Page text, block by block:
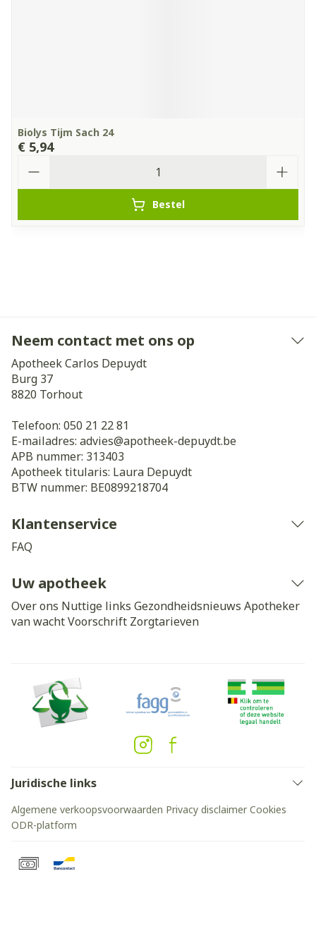
Biolys Tijm Sach 24
€ 5,94
Bestel
Neem contact met ons op
Apotheek Carlos Depuydt
Burg 37
8820 Torhout
Telefoon: 050 21 22 81
E-mailadres: advies@apotheek-depuydt.be
APB nummer: 313403
Apotheek titularis: Laura Depuydt
BTW nummer: BE0899218704
Klantenservice
FAQ
Uw apotheek
Over ons Nuttige links Gezondheidsnieuws Apotheker
van wachtVoorschrift Zorgtarieven
Juridische links
Algemene verkoopsvoorwaarden Privacy disclaimer Cookies
ODR-platform